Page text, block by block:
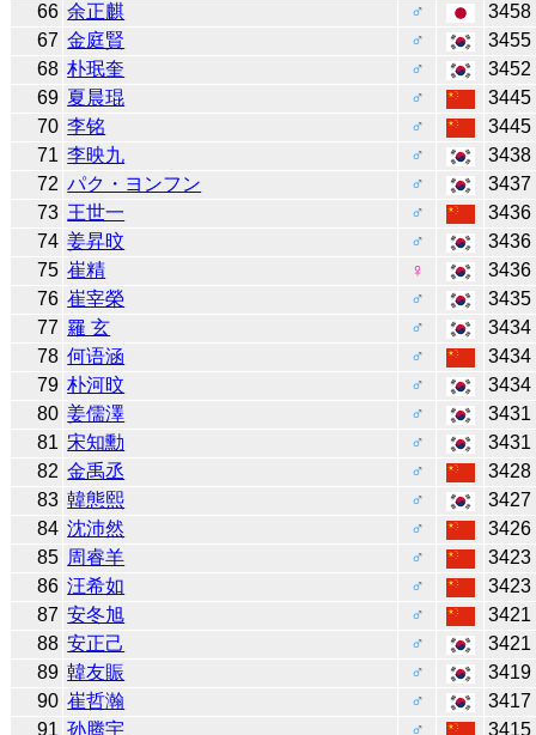
66 余正麒 ♂
3458
67 金庭賢 ♂
3455
68 朴珉奎 ♂
3452
69 夏晨琨 ♂
3445
70 李铭 ♂
3445
71 李映九 ♂
3438
72 パク・ヨンフン ♂
3437
73 王世一 ♂
3436
74 姜昇旼 ♂
3436
75 崔精 ♀
3436
76 崔宰榮 ♂
3435
77 羅 玄 ♂
3434
78 何语涵 ♂
3434
79 朴河旼 ♂
3434
80 姜儒澤 ♂
3431
81 宋知勳 ♂
3431
82 金禹丞 ♂
3428
83 韓態熙 ♂
3427
84 沈沛然 ♂
3426
85 周睿羊 ♂
3423
86 汪希如 ♂
3423
87 安冬旭 ♂
3421
88 安正己 ♂
3421
89 韓友賑 ♂
3419
90 崔哲瀚 ♂
3417
91 孙腾宇 ♂
3415